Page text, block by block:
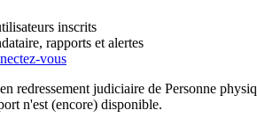
inscrits
rapports et alertes
vous
redressement judiciaire de Personne
n'est (encore) disponible.